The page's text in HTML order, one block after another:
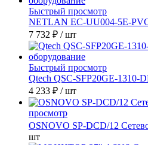
Быстрый просмотр
NETLAN EC-UU004-5E-
7 732 ₽ / шт
Быстрый просмотр
Qtech QSC-SFP20GE-1310-
4 233 ₽ / шт
просмотр
OSNOVO SP-DCD/12
шт